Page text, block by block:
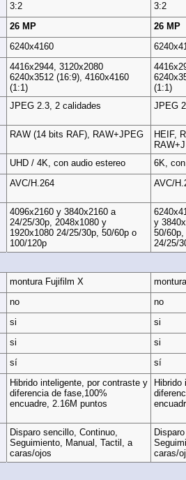
3:2
3:2
26 MP
26 MP
6240x4160
4416x2944, 3120x2080
6240x3512 (16:9), 4160x4160
(1:1)
(1:1)
JPEG 2.3, 2 calidades JPEG
RAW (14 bits RAF), RAW+JPEG
HEIF,
UHD / 4K, con audio estereo
6K,
AVC/H.264 AVC/
4096x2160 y 3840x2160 a
24/25/30p, 2048x1080 y
1920x1080 24/25/30p, 50/60p o
100/120p
y
50/
24/25/
montura Fujifilm X
no
no
si
si
si
si
sí
sí
Hibrido inteligente, por contraste y
diferencia de fase,100%
encuadre, 2.16M puntos
Hibrido
Disparo sencillo, Continuo,
Seguimiento, Manual, Tactil, a
caras/ojos
caras/